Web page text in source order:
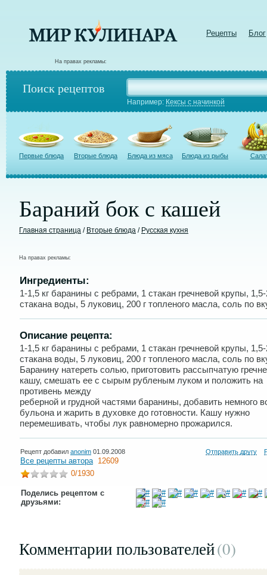
Рецепты Блог
На правах рекламы:
Поиск рецептов
Например: Кексы с начинкой
Первые блюда Вторые блюда Блюда из мяса Блюда из рыбы
Бараний бок с кашей
Главная страница / Вторые блюда / Русская кухня
На правах рекламы:
Ингредиенты:
1-1,5 кг баранины с ребрами, 1 стакан гречневой крупы,
стакана воды, 5 луковиц, 200 г топленого масла, соль по
Описание рецепта:
1-1,5 кг баранины с ребрами, 1 стакан гречневой крупы,
стакана воды, 5 луковиц, 200 г топленого масла, соль по
Баранину натереть солью, приготовить рассыпчатую
кашу, смешать ее с сырым рубленым луком и положить на
противень между
реберной и грудной частями баранины, добавить немного
бульона и жарить в духовке до готовности. Кашу нужно
перемешивать, чтобы лук равномерно прожарился.
Рецепт добавил anonim 01.09.2008 Отправить другу
Все рецепты автора 12609
0/1930
Поделись рецептом с
друзьями:
Комментарии пользователей(0)